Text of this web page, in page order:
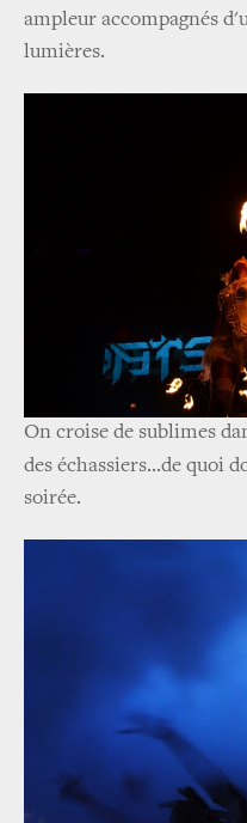
ampleur accompagnés
lumières.
On croise de sublimes
des échassiers...de quoi
soirée.